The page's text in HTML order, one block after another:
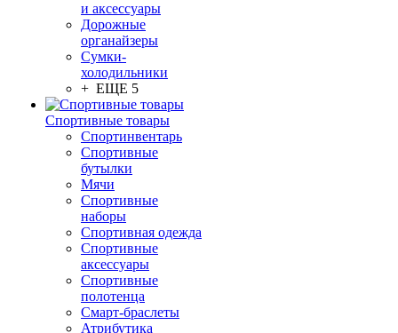
и аксессуары
Дорожные
органайзеры
Сумки-
холодильники
+ ЕЩЕ 5
Спортивные товары
Спортинвентарь
Спортивные
бутылки
Мячи
Спортивные
наборы
Спортивная одежда
Спортивные
аксессуары
Спортивные
полотенца
Смарт-браслеты
Атрибутика